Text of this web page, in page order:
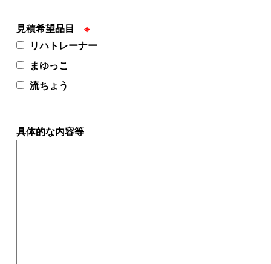
見積希望品目 ※
リハトレーナー
まゆっこ
流ちょう
具体的な内容等